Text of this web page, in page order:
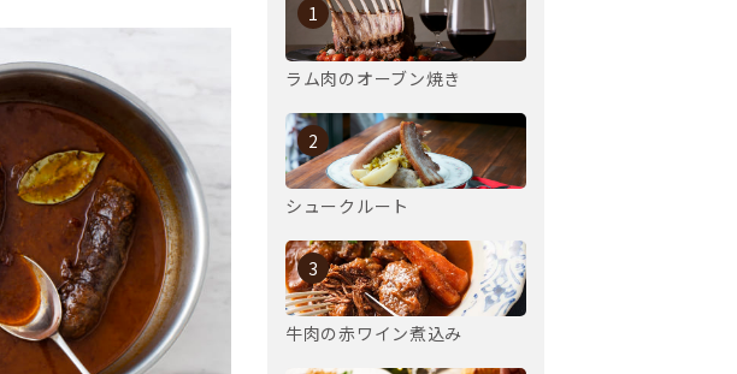
1
ラム肉のオーブン焼き
2
シュークルート
3
牛肉の赤ワイン煮込み